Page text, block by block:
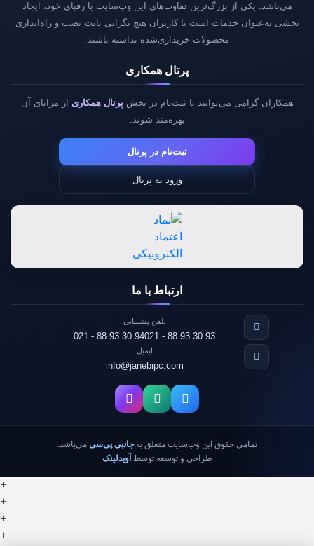
می‌باشد. یکی از بزرگ‌ترین تفاوت‌های این وب‌سایت با رقبای خود، ایجاد
بخشی به‌عنوان خدمات است تا کاربران هیچ نگرانی بابت نصب و راه‌اندازی
محصولات خریداری‌شده نداشته باشند.
پرتال همکاری
همکاران گرامی می‌توانند با ثبت‌نام در بخش پرتال همکاری از مزایای آن
بهره‌مند شوند.
ثبت‌نام در پرتال
ورود به پرتال
ارتباط با ما
تلفن پشتیبانی
021 - 88 93 30 93
021 - 88 93 30 94
ایمیل
info@janebipc.com
تمامی حقوق این وب‌سایت متعلق بهجانبی پی‌سی می‌باشد.
طراحی و توسعه توسط آویدلینک
+
+
+
+